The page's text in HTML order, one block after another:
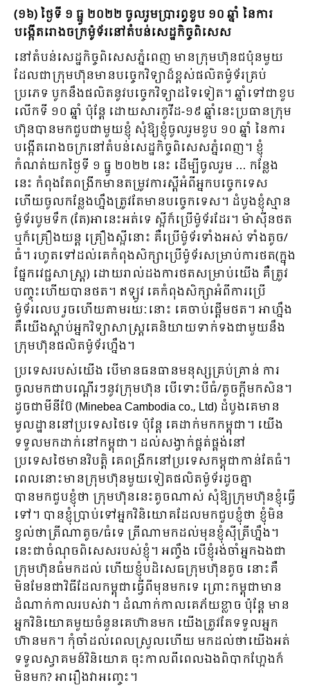
(១៦) ថ្ងៃទី ១ ធ្នូ ២០២២ ចូលរួមប្រារព្ធខួប ១០ ឆ្នាំ នៃការ
បង្កើតរោងចក្រម៉ូទ័រនៅតំបន់សេដ្ឋកិច្ចពិសេស
នៅតំបន់សេដ្ឋកិច្ចពិសេសភ្នំពេញ មានក្រុមហ៊ុនជប៉ុនមួយ
ដែលជាក្រុមហ៊ុនមានបច្ចេកវិទ្យាដ៏ខ្ពស់ផលិតម៉ូទ័រគ្រប់
ប្រភេទ បូកនឹងផលិតនូវបច្ចេកវិទ្យាដទៃទៀត។ ឆ្នាំទៅជាខួប
លើកទី ១០ ឆ្នាំ ប៉ុន្តែ ដោយសារកូវីដ-១៩ ឆ្នាំនេះប្រធានក្រុម
ហ៊ុនបានមកជួបជាមួយខ្ញុំ សុំឱ្យខ្ញុំចូលរួមខួប ១០ ឆ្នាំ នៃការ
បង្កើតរោងចក្រនៅតំបន់សេដ្ឋកិច្ចពិសេសភ្នំពេញ។ ខ្ញុំ
កំណត់យកថ្ងៃទី ១ ធ្នូ ២០២២ នេះ ដើម្បីចូលរួម … កន្លែង
នេះ កំពុងតែពង្រីកមានតម្រូវការស្តីអំពីអ្នកបច្ចេកទេស
ហើយចូលកន្លែងហ្នឹងត្រូវតែមានបច្ចេកទេស។ ដំបូងខ្ញុំស្មាន
ម៉ូទ័របូមទឹក (តែ)អានេះអត់ទេ ស្អីក៏ប្រើម៉ូទ័រដែរ។ ម៉ាស៊ីនថត
ឬក៏គ្រឿងយន្ត គ្រឿងស្អីនោះ គឺប្រើម៉ូទ័រទាំងអស់ ទាំងតូច/
ធំ។ រហូតទៅដល់គេកំពុងសិក្សាប្រើម៉ូទ័រសម្រាប់ការថត(ក្នុង
ផ្នែកវេជ្ជសាស្ត្រ) ដោយរាល់ដងការថតសម្រាប់យើង គឺត្រូវ
បញ្ចុះហើយបានថត។ ឥឡូវ គេកំពុងសិក្សាអំពីការប្រើ
ម៉ូទ័រលេប រួចហើយតាមរយៈនោះ គេចាប់ផ្តើមថត។ អាហ្នឹង
គឺយើងស្តាប់អ្នកវិទ្យាសាស្ត្រគេនិយាយទាក់ទងជាមួយនឹង
ក្រុមហ៊ុនផលិតម៉ូទ័រហ្នឹង។
ប្រទេសរបស់យើង បើមានធនធានមនុស្សគ្រប់គ្រាន់ ការ
ចូលមកជាបណ្តើរៗនូវក្រុមហ៊ុន បើទោះបីធំ/តូចក្តីមកសិន។
ដូចជាមីនីប៊ែ (Minebea Cambodia co., Ltd) ដំបូងគេមាន
មូលដ្ឋាននៅប្រទេសថៃទេ ប៉ុន្តែ គេដាក់មកកម្ពុជា។ យើង
ទទួលមកដាក់នៅកម្ពុជា។ ដល់សង្វាក់ផ្គត់ផ្គង់នៅ
ប្រទេសថៃមានវិបត្តិ គេពង្រីកនៅប្រទេសកម្ពុជាកាន់តែធំ។
ពេលនោះមានក្រុមហ៊ុនមួយទៀតផលិតម៉ូទ័រដូចគ្នា
បានមកជួបខ្ញុំថា ក្រុមហ៊ុននេះតូចណាស់ សុំឱ្យក្រុមហ៊ុនខ្ញុំធ្វើ
ទៅ។ បានខ្ញុំប្រាប់ទៅអ្នកវិនិយោគដែលមកជួបខ្ញុំថា ខ្ញុំមិន
ខ្វល់ថាត្រីណាតូច/ធំទេ ត្រីណាមកដល់មុនខ្ញុំស៊ីត្រីហ្នឹង។
នេះជាចំណុចពិសេសរបស់ខ្ញុំ។ អញ្ចឹង បើខ្ញុំរង់ចាំអ្នកឯងជា
ក្រុមហ៊ុនធំមកដល់ ហើយខ្ញុំបដិសេធក្រុមហ៊ុនតូច នោះគឺ
មិនមែនជាវិធីដែលកម្ពុជាធ្វើពីមុនមកទេ ព្រោះកម្ពុជាមាន
ដំណាក់កាលរបស់វា។ ដំណាក់កាលគេភ័យខ្លាច ប៉ុន្តែ មាន
អ្នកវិនិយោគមួយចំនួនគេហ៊ានមក យើងត្រូវតែទទួលអ្នក
ហ៊ានមក។ កុំចាំដល់ពេលស្រួលហើយ មកដល់ថាយើងអត់
ទទួលស្វាគមន៍វិនិយោគ ចុះកាលពីពេលឯងពិបាកហ្អែងក៏
មិនមក? អារឿងវាអញ្ចេះ។